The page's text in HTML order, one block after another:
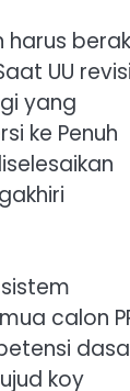
UU
yang
ke Penuh
calon
koy